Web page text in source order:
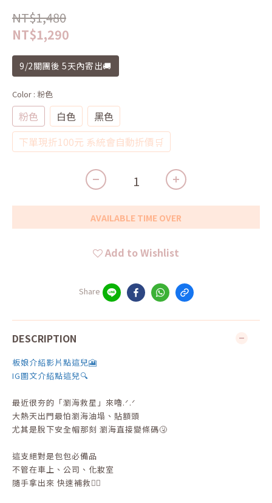
NT$1,480
NT$1,290
9/2關團後 5天內寄出🚚
Color : 粉色
粉色 白色
黑色
下單現折100元 系統會自動折價🛒
AVAILABLE TIME OVER
Add to Wishlist
Share
DESCRIPTION
板娘介紹影片點這兒🎦
IG圖文介紹點這兒🔍
最近很夯的「瀏海救星」來嚕.ᐟ.ᐟ
大熱天出門最怕瀏海油塌、貼額頭
尤其是脫下安全帽那刻 瀏海直接變條碼🤧
這支絕對是包包必備品
不管在車上、公司、化妝室
隨手拿出來 快速補救👌🏻